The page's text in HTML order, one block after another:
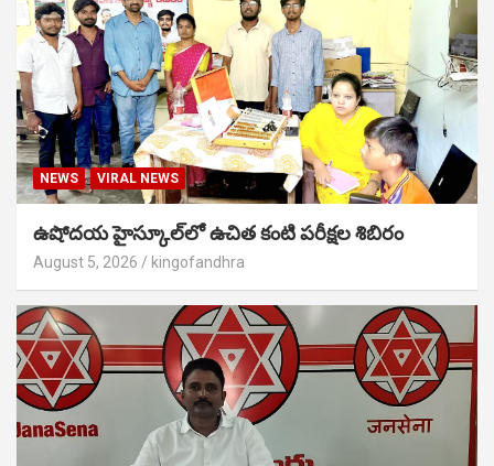
NEWS VIRAL NEWS
ఉషోదయ హైస్కూల్‌లో ఉచిత కంటి పరీక్షల శిబిరం
August 5, 2026 kingofandhra